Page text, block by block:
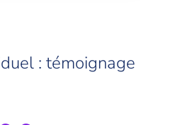
: témoignage